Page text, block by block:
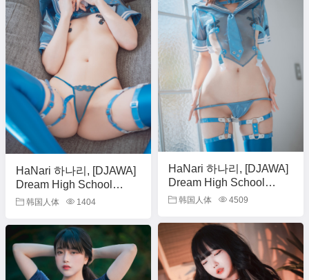
HaNari 하나리, [DJAWA]
Dream High School
(+S.Ver) Set.02
韩国人体 4509
HaNari 하나리, [DJAWA]
Dream High School
(+S.Ver) Set.03
韩国人体 1404